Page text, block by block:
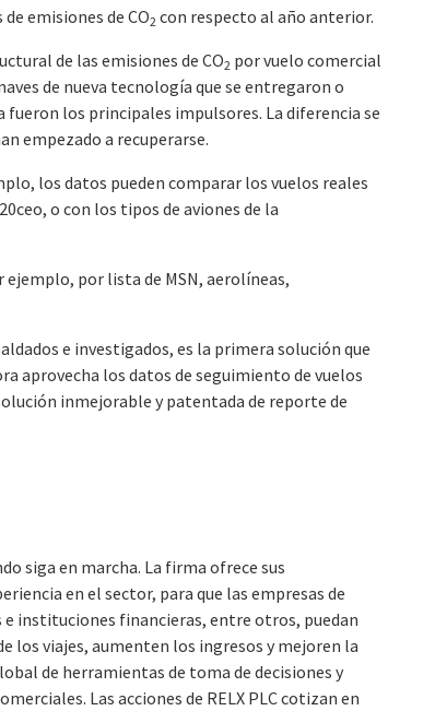
emisiones de CO2 con respecto al año anterior.
de las emisiones de CO2 por vuelo comercial
de nueva tecnología que se entregaron o
los principales impulsores. La diferencia se
empezado a recuperarse.
los datos pueden comparar los vuelos reales
o con los tipos de aviones de la
ejemplo, por lista de MSN, aerolíneas,
e investigados, es la primera solución que
aprovecha los datos de seguimiento de vuelos
inmejorable y patentada de reporte de
siga en marcha. La firma ofrece sus
en el sector, para que las empresas de
instituciones financieras, entre otros, puedan
los viajes, aumenten los ingresos y mejoren la
de herramientas de toma de decisiones y
Las acciones de RELX PLC cotizan en